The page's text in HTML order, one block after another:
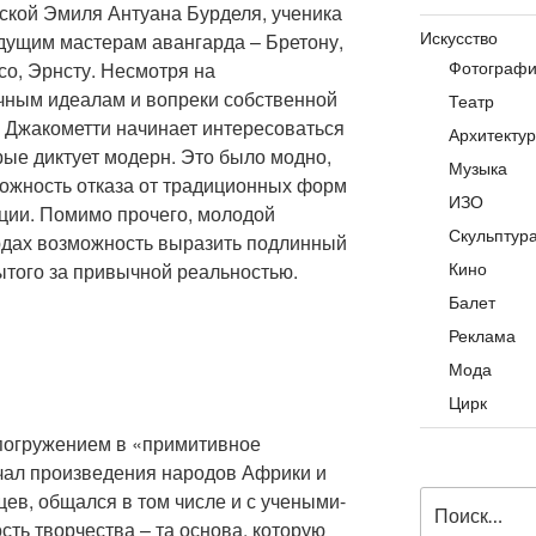
Эмиля Антуана Бурделя, ученика
мастерам авангарда – Бретону,
Эрнсту. Несмотря на
идеалам и вопреки собственной
начинает интересоваться
диктует модерн. Это было модно,
отказа от традиционных форм
Помимо прочего, молодой
возможность выразить подлинный
за привычной реальностью.
в «примитивное
произведения народов Африки и
общался в том числе и с учеными-
творчества – та основа, которую
Искусство
Театр
Музыка
ИЗО
Кино
Балет
Реклама
Мода
Цирк